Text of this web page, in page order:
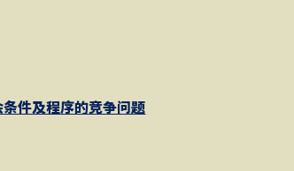
件及程序的竞争问题